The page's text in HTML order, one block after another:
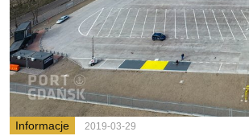
Informacje 2019-03-29